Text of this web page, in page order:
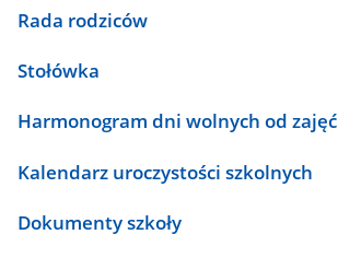
Rada rodziców
Stołówka
Harmonogram dni wolnych od zajęć
Kalendarz uroczystości szkolnych
Dokumenty szkoły